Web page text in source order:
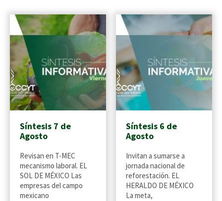
Síntesis 7 de
Agosto
Revisan en T-MEC
mecanismo laboral. EL
SOL DE MÉXICO Las
empresas del campo
mexicano
Síntesis 6 de
Agosto
Invitan a sumarse a
jornada nacional de
reforestación. EL
HERALDO DE MÉXICO
La meta,